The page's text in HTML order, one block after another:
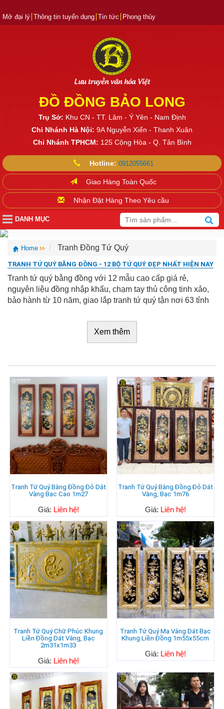
Mở đại lý Thông tin tuyển dụng Tin tức Phong thủy
Lưu truyền văn hóa Việt
ĐỒ ĐỒNG BẢO LONG
Trụ Sở: Khu CN - TT. Lâm - Ý Yên - Nam Định
Chi Nhánh Hà Nội: 9A Nguyễn Xiển - Thanh Xuân
Chi Nhánh TPHCM: 125 Cộng Hòa - Q. Tân Bình
Hotline: 0912055661
Giao Hàng Toàn Quốc
Nhận Đặt Hàng Theo Yêu cầu
DANH MỤC
Home Tranh Đồng Tứ Quý
TRANH TỨ QUÝ BẰNG ĐỒNG - 12 BỘ TỨ QUÝ ĐẸP NHẤT HIỆN NAY
Tranh tứ quý bằng đồng với 12 mẫu cao cấp giá rẻ,
nguyên liệu đồng nhập khẩu, chạm tay thủ công tinh xảo,
bảo hành từ 10 năm, giao lắp tranh tứ quý tận nơi 63 tỉnh
Xem thêm
Tranh Tứ Quý Bằng Đồng Đỏ Dát
Vàng Bạc Cao 1m27
Giá: Liên hệ!
Tranh Tứ Quý Bằng Đồng Đỏ Dát
Vàng, Bạc 1m76
Giá: Liên hệ!
Tranh Tứ Quý Chữ Phúc Khung
Liền Đồng Dát Vàng, Bạc
2m31x1m33
Giá: Liên hệ!
Tranh Tứ Quý Mạ Vàng Dát Bạc
Khung Liền Đồng 1m55x55cm
Giá: Liên hệ!